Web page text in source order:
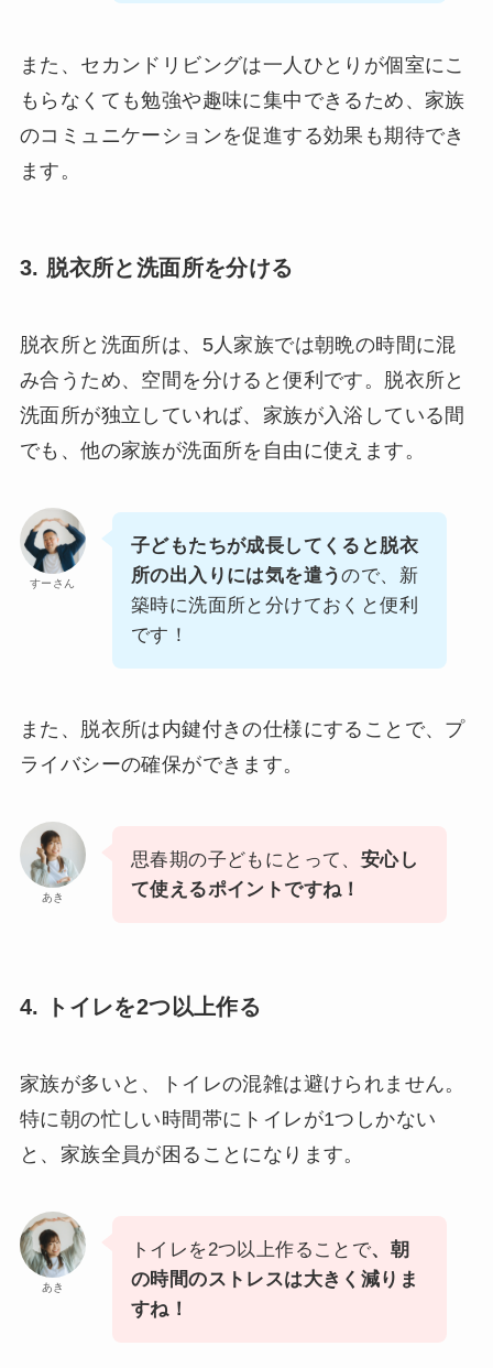
また、セカンドリビングは一人ひとりが個室にこ
もらなくても勉強や趣味に集中できるため、家族
のコミュニケーションを促進する効果も期待でき
ます。
3. 脱衣所と洗面所を分ける
脱衣所と洗面所は、5人家族では朝晩の時間に混
み合うため、空間を分けると便利です。脱衣所と
洗面所が独立していれば、家族が入浴している間
でも、他の家族が洗面所を自由に使えます。
すーさん
子どもたちが成長してくると脱衣
所の出入りには気を遣うので、新
築時に洗面所と分けておくと便利
です！
また、脱衣所は内鍵付きの仕様にすることで、プ
ライバシーの確保ができます。
あき
思春期の子どもにとって、 安心し
て使えるポイントですね！
4. トイレを2つ以上作る
家族が多いと、トイレの混雑は避けられません。
特に朝の忙しい時間帯にトイレが1つしかない
と、家族全員が困ることになります。
あき
トイレを2つ以上作ることで、朝
の時間のストレスは大きく減りま
すね！